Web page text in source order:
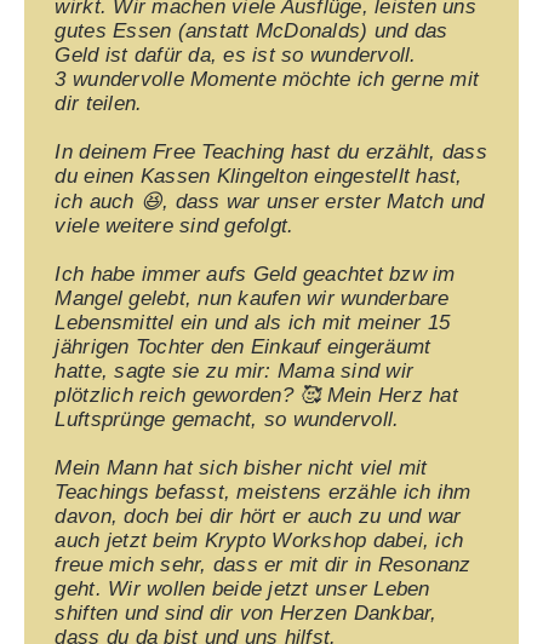
wirkt. Wir machen viele Ausflüge, leisten uns
gutes Essen (anstatt McDonalds) und das
Geld ist dafür da, es ist so wundervoll.
3 wundervolle Momente möchte ich gerne mit
dir teilen.
In deinem Free Teaching hast du erzählt, dass
du einen Kassen Klingelton eingestellt hast,
ich auch 😆, dass war unser erster Match und
viele weitere sind gefolgt.
Ich habe immer aufs Geld geachtet bzw im
Mangel gelebt, nun kaufen wir wunderbare
Lebensmittel ein und als ich mit meiner 15
jährigen Tochter den Einkauf eingeräumt
hatte, sagte sie zu mir: Mama sind wir
plötzlich reich geworden? 🥰 Mein Herz hat
Luftsprünge gemacht, so wundervoll.
Mein Mann hat sich bisher nicht viel mit
Teachings befasst, meistens erzähle ich ihm
davon, doch bei dir hört er auch zu und war
auch jetzt beim Krypto Workshop dabei, ich
freue mich sehr, dass er mit dir in Resonanz
geht. Wir wollen beide jetzt unser Leben
shiften und sind dir von Herzen Dankbar,
dass du da bist und uns hilfst.